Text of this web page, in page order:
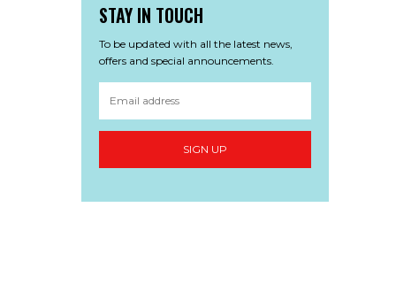
STAY IN TOUCH
To be updated with all the latest news,
offers and special announcements.
SIGN UP